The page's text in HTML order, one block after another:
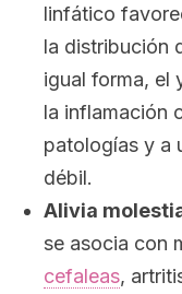
linfático
la distribución
igual forma, el
la inflamación
patologías y a
débil.
Alivia
se asocia con
cefaleas,